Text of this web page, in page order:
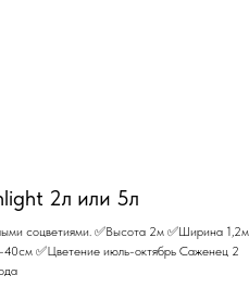
2л или 5л
соцветиями. ✅Высота 2м ✅Ширина 1,2м
✅Цветение июль-октябрь Саженец 2